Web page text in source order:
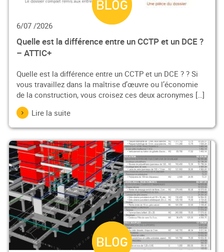
6/07 /2026
Quelle est la différence entre un CCTP et un DCE ?
– ATTIC+
Quelle est la différence entre un CCTP et un DCE ? ? Si
vous travaillez dans la maîtrise d’œuvre ou l’économie
de la construction, vous croisez ces deux acronymes […]
Lire la suite